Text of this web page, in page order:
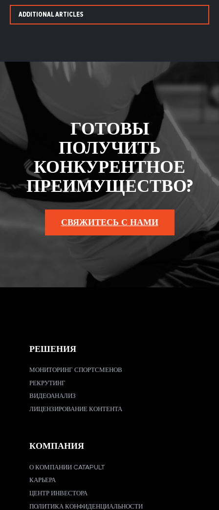
ADDITIONAL ARTICLES
ГОТОВЫ
ПОЛУЧИТЬ
КОНКУРЕНТНОЕ
ПРЕИМУЩЕСТВО?
СВЯЖИТЕСЬ С НАМИ
РЕШЕНИЯ
МОНИТОРИНГ СПОРТСМЕНОВ
РЕКРУТИНГ
ВИДЕОАНАЛИЗ
ЛИЦЕНЗИРОВАНИЕ КОНТЕНТА
КОМПАНИЯ
О КОМПАНИИ CATAPULT
КАРЬЕРА
ЦЕНТР ИНВЕСТОРА
ПОЛИТИКА КОНФИДЕНЦИАЛЬНОСТИ